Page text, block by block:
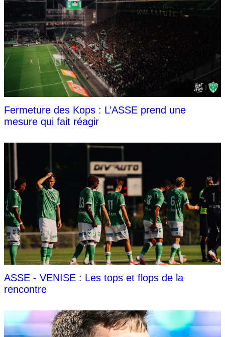
Fermeture des Kops : L’ASSE prend une
mesure qui fait réagir
ASSE - VENISE : Les tops et flops de la
rencontre